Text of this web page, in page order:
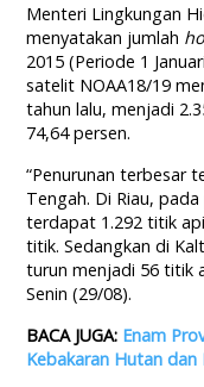
Menteri Lingkungan
menyatakan jumlah
2015 (Periode 1
satelit NOAA18/19
tahun lalu, menjadi
74,64 persen.
“Penurunan terbesar
Tengah. Di Riau,
terdapat 1.292 titik
titik. Sedangkan di
turun menjadi 56 titik
Senin (29/08).
BACA JUGA: Enam
Kebakaran Hutan dan